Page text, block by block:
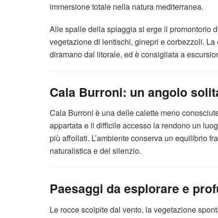
immersione totale nella natura mediterranea.
Alle spalle della spiaggia si erge il promontorio
vegetazione di lentischi, ginepri e corbezzoli.
diramano dal litorale, ed è consigliata a
Cala Burroni: un angolo
Cala Burroni è una delle calette meno
appartata e il difficile accesso la rendono un
più affollati. L’ambiente conserva un equilibrio
naturalistica e del silenzio.
Paesaggi da esplorare e
Le rocce scolpite dal vento, la vegetazione